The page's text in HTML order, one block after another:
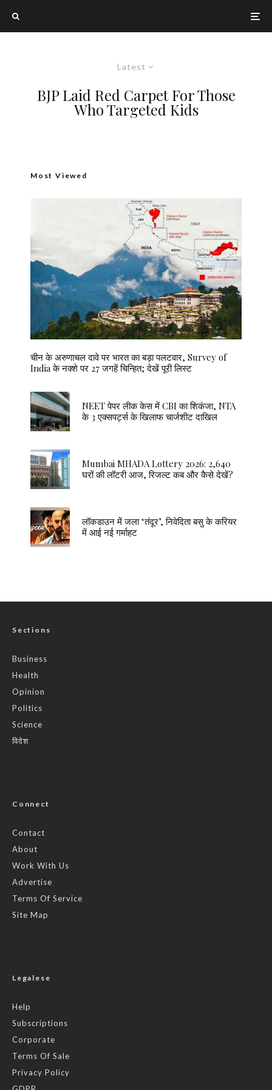
Latest
BJP Laid Red Carpet For Those
Who Targeted Kids
Most Viewed
चीन के अरुणाचल दावे पर भारत का बड़ा पलटवार, Survey of
India के नक्शे पर 27 जगहें चिन्हित; देखें पूरी लिस्ट
NEET पेपर लीक केस में CBI का शिकंजा, NTA
के 3 एक्सपर्ट्स के खिलाफ चार्जशीट दाखिल
Mumbai MHADA Lottery 2026: 2,640
घरों की लॉटरी आज, रिजल्ट कब और कैसे देखें?
लॉकडाउन में जला ‘तंदूर’, निवेदिता बसु के करियर
में आई नई गर्माहट
Sections
Business
Health
Opinion
Politics
Science
विदेश
Connect
Contact
About
Work With Us
Advertise
Terms Of Service
Site Map
Legalese
Help
Subscriptions
Corporate
Terms Of Sale
Privacy Policy